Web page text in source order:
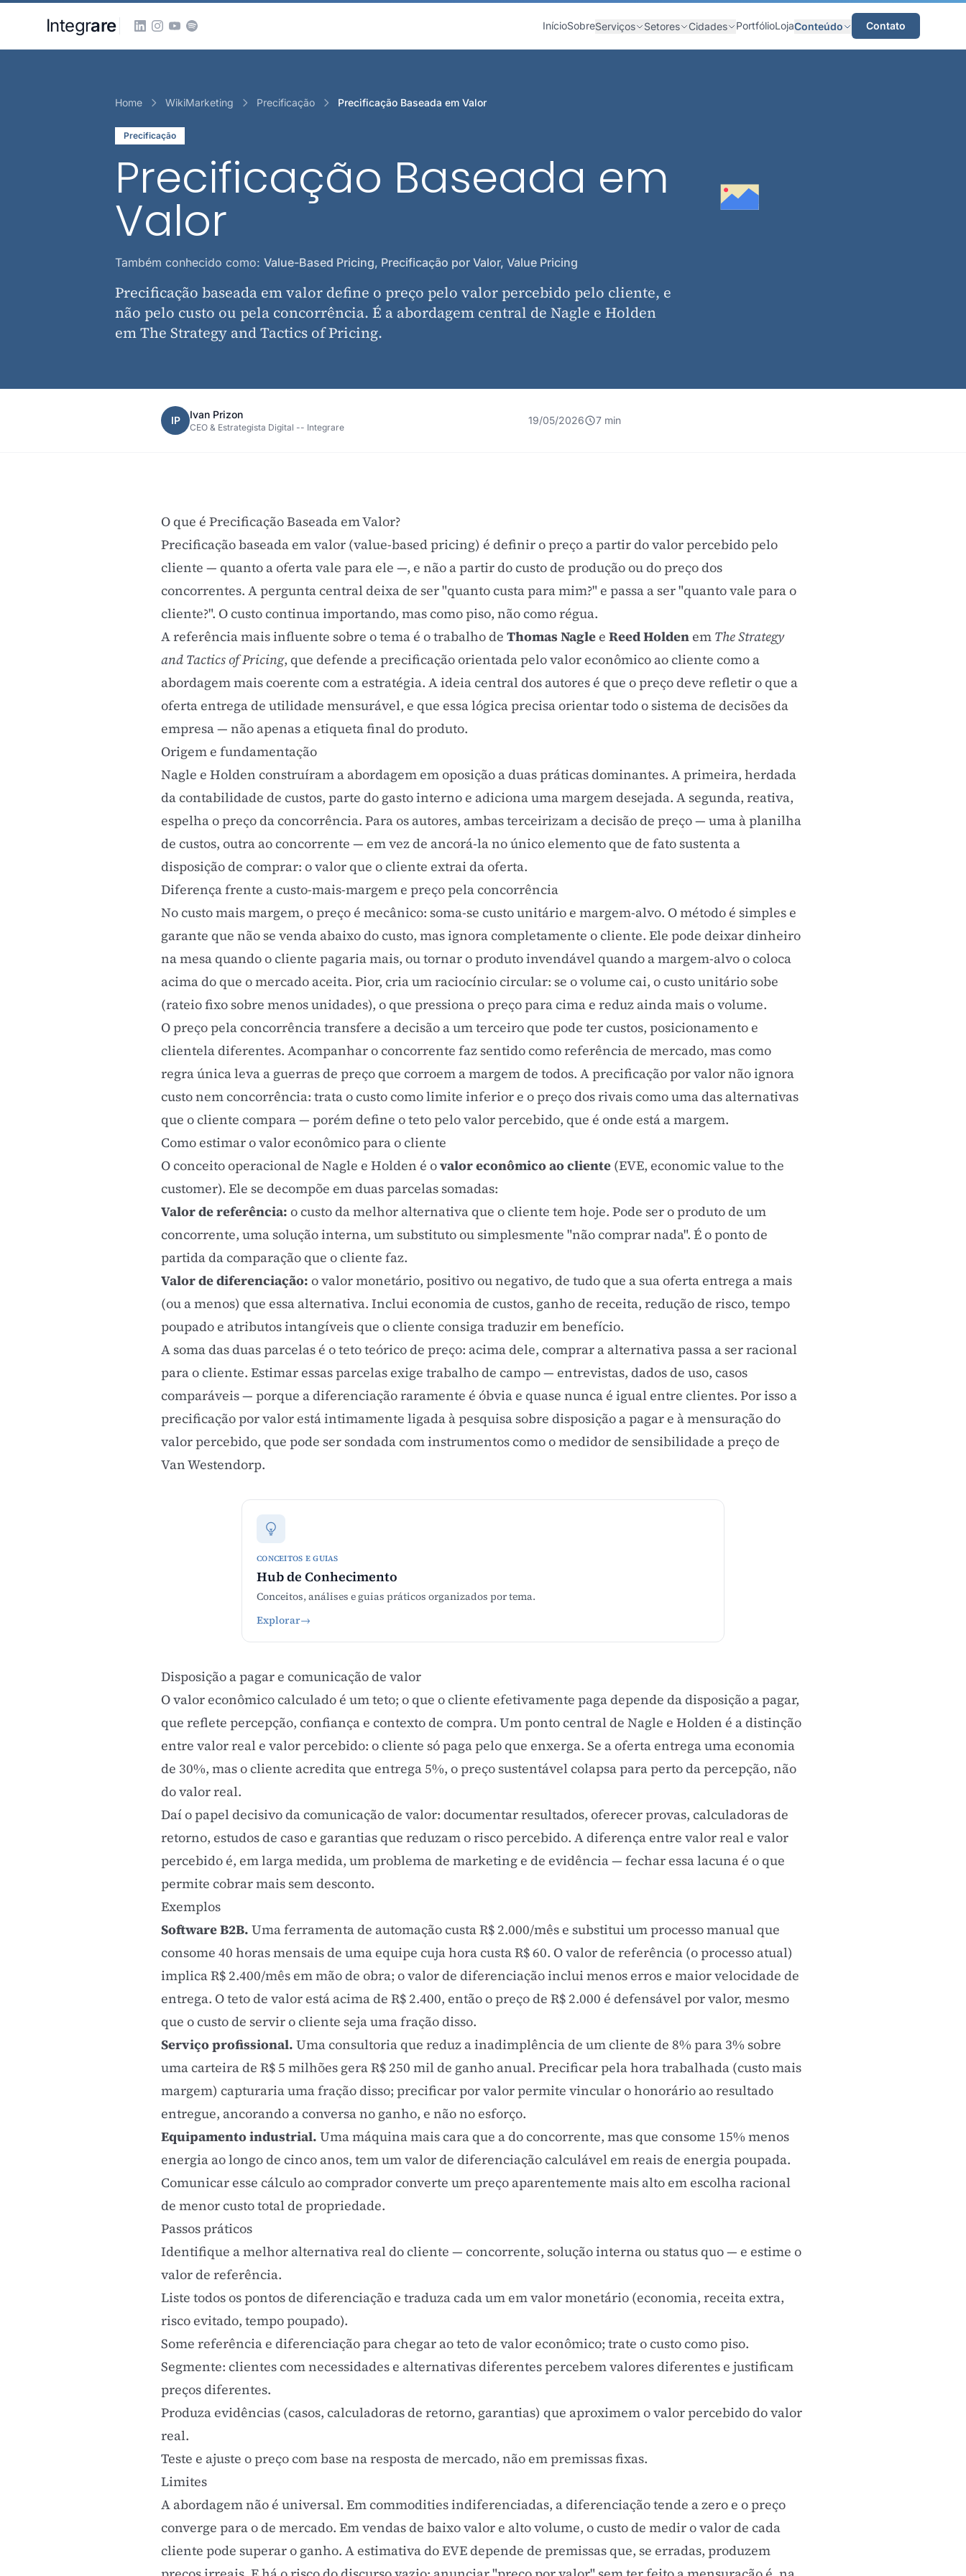
Integrare InícioSobreServiços Setores Cidades PortfólioLojaConteúdo Contato
Home WikiMarketing Precificação Precificação Baseada em Valor
Precificação
Precificação Baseada em
Valor
Também conhecido como: Value-Based Pricing, Precificação por Valor, Value Pricing
Precificação baseada em valor define o preço pelo valor percebido pelo cliente, e
não pelo custo ou pela concorrência. É a abordagem central de Nagle e Holden
em The Strategy and Tactics of Pricing.
IP Ivan Prizon
CEO & Estrategista Digital -- Integrare
19/05/2026 7 min
O que é Precificação Baseada em Valor?
Precificação baseada em valor (value-based pricing) é definir o preço a partir dovalor percebidopelo
cliente — quanto a oferta vale para ele —, e não a partir do custo de produção ou do preço dos
concorrentes. A pergunta central deixa de ser "quanto custa para mim?" e passa a ser "quanto vale para o
cliente?". O custo continua importando, mas como piso, não como régua.
A referência mais influente sobre o tema é o trabalho de Thomas Naglee Reed Holdenem The Strategy
and Tactics of Pricing, que defende a precificação orientada pelo valor econômico ao cliente como a
abordagem mais coerente com a estratégia. A ideia central dos autores é que o preço deve refletir o que a
oferta entrega de utilidade mensurável, e que essa lógica precisa orientar todo o sistema de decisões da
empresa — não apenas a etiqueta final do produto.
Origem e fundamentação
Nagle e Holden construíram a abordagem em oposição a duas práticas dominantes. A primeira, herdada
da contabilidade de custos, parte do gasto interno e adiciona uma margem desejada. A segunda, reativa,
espelha o preço da concorrência. Para os autores, ambas terceirizam a decisão de preço — uma à planilha
de custos, outra ao concorrente — em vez de ancorá-la no único elemento que de fato sustenta a
disposição de comprar: o valor que o cliente extrai da oferta.
Diferença frente a custo-mais-margem e preço pela concorrência
Nocusto mais margem, o preço é mecânico: soma-se custo unitário e margem-alvo. O método é simples e
garante que não se venda abaixo do custo, mas ignora completamente o cliente. Ele pode deixar dinheiro
na mesa quando o cliente pagaria mais, ou tornar o produto invendável quando a margem-alvo o coloca
acima do que o mercado aceita. Pior, cria um raciocínio circular: se o volume cai, o custo unitário sobe
(rateio fixo sobre menos unidades), o que pressiona o preço para cima e reduz ainda mais o volume.
O preço pela concorrência transfere a decisão a um terceiro que pode ter custos, posicionamento e
clientela diferentes. Acompanhar o concorrente faz sentido como referência de mercado, mas como
regra única leva a guerras de preço que corroem a margem de todos. A precificação por valor não ignora
custo nem concorrência: trata o custo como limite inferior e o preço dos rivais como uma das alternativas
que o cliente compara — porém define o teto pelo valor percebido, que é onde está a margem.
Como estimar o valor econômico para o cliente
O conceito operacional de Nagle e Holden é ovalor econômico ao cliente (EVE, economic value to the
customer). Ele se decompõe em duas parcelas somadas:
Valor de referência: o custo da melhor alternativa que o cliente tem hoje. Pode ser o produto de um
concorrente, uma solução interna, um substituto ou simplesmente "não comprar nada". É o ponto de
partida da comparação que o cliente faz.
Valor de diferenciação: o valor monetário, positivo ou negativo, de tudo que a sua oferta entrega a mais
(ou a menos) que essa alternativa. Inclui economia de custos, ganho de receita, redução de risco, tempo
poupado e atributos intangíveis que o cliente consiga traduzir em benefício.
A soma das duas parcelas é o teto teórico de preço: acima dele, comprar a alternativa passa a ser racional
para o cliente. Estimar essas parcelas exige trabalho de campo — entrevistas, dados de uso, casos
comparáveis — porque a diferenciação raramente é óbvia e quase nunca é igual entre clientes. Por isso a
precificação por valor está intimamente ligada à pesquisa sobre disposição a pagare à mensuração do
valor percebido, que pode ser sondada com instrumentos como omedidor de sensibilidade a preço de
Van Westendorp.
CONCEITOS E GUIAS
Hub de Conhecimento
Conceitos, análises e guias práticos organizados por tema.
Explorar→
Disposição a pagar e comunicação de valor
O valor econômico calculado é um teto; o que o cliente efetivamente paga depende da disposição a pagar,
que reflete percepção, confiança e contexto de compra. Um ponto central de Nagle e Holden é a distinção
entre valor real e valor percebido: o cliente só paga pelo que enxerga. Se a oferta entrega uma economia
de 30%, mas o cliente acredita que entrega 5%, o preço sustentável colapsa para perto da percepção, não
do valor real.
Daí o papel decisivo da comunicação de valor: documentar resultados, oferecer provas, calculadoras de
retorno, estudos de caso e garantias que reduzam orisco percebido. A diferença entre valor real e valor
percebido é, em larga medida, um problema de marketing e de evidência — fechar essa lacuna é o que
permite cobrar mais sem desconto.
Exemplos
Software B2B. Uma ferramenta de automação custa R$ 2.000/mês e substitui um processo manual que
consome 40 horas mensais de uma equipe cuja hora custa R$ 60. O valor de referência (o processo atual)
implica R$ 2.400/mês em mão de obra; o valor de diferenciação inclui menos erros e maior velocidade de
entrega. O teto de valor está acima de R$ 2.400, então o preço de R$ 2.000 é defensável por valor, mesmo
que o custo de servir o cliente seja uma fração disso.
Serviço profissional. Uma consultoria que reduz a inadimplência de um cliente de 8% para 3% sobre
uma carteira de R$ 5 milhões gera R$ 250 mil de ganho anual. Precificar pela hora trabalhada (custo mais
margem) capturaria uma fração disso; precificar por valor permite vincular o honorário ao resultado
entregue, ancorando a conversa no ganho, e não no esforço.
Equipamento industrial. Uma máquina mais cara que a do concorrente, mas que consome 15% menos
energia ao longo de cinco anos, tem um valor de diferenciação calculável em reais de energia poupada.
Comunicar esse cálculo ao comprador converte um preço aparentemente mais alto em escolha racional
de menor custo total de propriedade.
Passos práticos
Identifique a melhor alternativa real do cliente — concorrente, solução interna ou status quo — e estime o
valor de referência.
Liste todos os pontos de diferenciação e traduza cada um em valor monetário (economia, receita extra,
risco evitado, tempo poupado).
Some referência e diferenciação para chegar ao teto de valor econômico; trate o custo como piso.
Segmente: clientes com necessidades e alternativas diferentes percebem valores diferentes e justificam
preços diferentes.
Produza evidências (casos, calculadoras de retorno, garantias) que aproximem o valor percebido do valor
real.
Teste e ajuste o preço com base na resposta de mercado, não em premissas fixas.
Limites
A abordagem não é universal. Em commodities indiferenciadas, a diferenciação tende a zero e o preço
converge para o de mercado. Em vendas de baixo valor e alto volume, o custo de medir o valor de cada
cliente pode superar o ganho. A estimativa do EVE depende de premissas que, se erradas, produzem